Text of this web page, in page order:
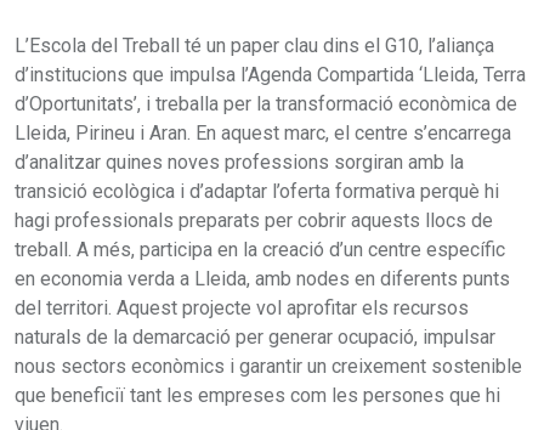
L’Escola del Treball té un paper clau dins el G10, l’aliança
d’institucions que impulsa l’Agenda Compartida ‘Lleida, Terra
d’Oportunitats’, i treballa per la transformació econòmica de
Lleida, Pirineu i Aran. En aquest marc, el centre s’encarrega
d’analitzar quines noves professions sorgiran amb la
transició ecològica i d’adaptar l’oferta formativa perquè hi
hagi professionals preparats per cobrir aquests llocs de
treball. A més, participa en la creació d’un centre específic
en economia verda a Lleida, amb nodes en diferents punts
del territori. Aquest projecte vol aprofitar els recursos
naturals de la demarcació per generar ocupació, impulsar
nous sectors econòmics i garantir un creixement sostenible
que beneficiï tant les empreses com les persones que hi
viuen.